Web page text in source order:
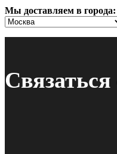
Мы доставляем в города: